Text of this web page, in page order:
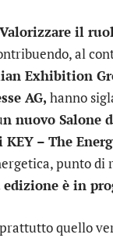
Valorizzare il
al
Exhibition
AG, hanno
n nuovo Salone
– The
punto
è in
quello